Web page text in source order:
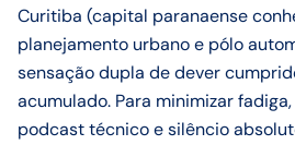
Curitiba (capital paranaense
planejamento urbano e pólo
sensação dupla de dever
acumulado. Para minimizar
podcast técnico e silêncio